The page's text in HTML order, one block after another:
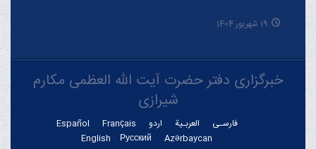
19 شهریور 1404
خبرگزاری دفتر حضرت آیت الله العظمی مکارم
شیرازی
فارسـی العربـیة اردو Français
Español
Azərbaycan
Русский
English